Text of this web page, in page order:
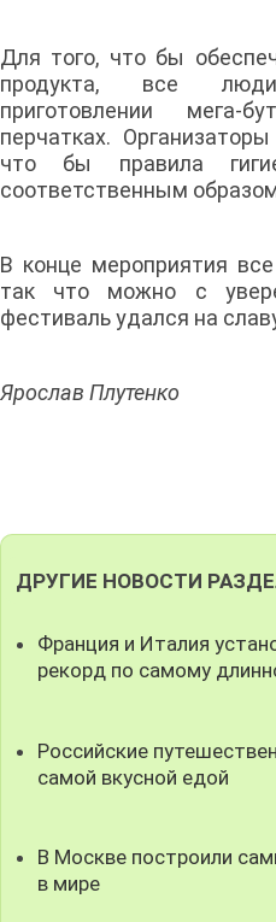
Для того, что бы
продукта, все
приготовлении мега-
перчатках.
что бы правила
соответственным
В конце мероприятия
так что можно с
фестиваль удался на
Ярослав Плутенко
ДРУГИЕ НОВОСТИ
Франция и Италия
рекорд по самому
Российские
самой вкусной едой
В Москве построили
в мире